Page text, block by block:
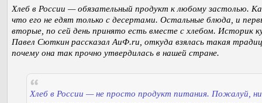
Хлеб в России — обязательный продукт к любому застолью.
что его не едят только с десертами. Остальные блюда, и
вторые, по сей день принято есть вместе с хлебом. Историк
Павел Сюткин рассказал АиФ.ru, откуда взялась такая
почему она так прочно утвердилась в нашей стране.
Хлеб в России — не просто продукт питания. Пожалуй,